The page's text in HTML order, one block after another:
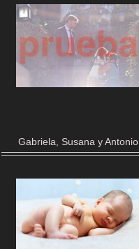
Gabriela, Susana y Antonio